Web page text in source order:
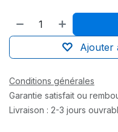
Ajouter
Conditions générales
Garantie satisfait ou
Livraison : 2-3 jours